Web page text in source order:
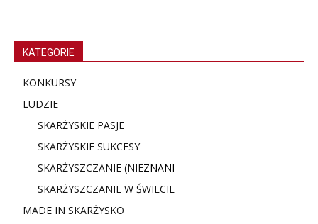
KATEGORIE
KONKURSY
LUDZIE
SKARŻYSKIE PASJE
SKARŻYSKIE SUKCESY
SKARŻYSZCZANIE (NIEZNANI
SKARŻYSZCZANIE W ŚWIECIE
MADE IN SKARŻYSKO